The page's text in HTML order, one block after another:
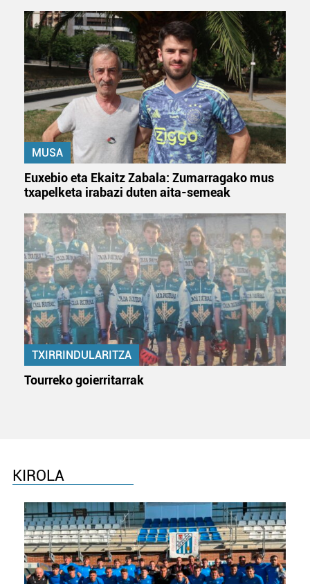
buruzko informazio gehiago eta ezarri zure lehentasunak
datuen atalean. Edozein unetan alda edo ken dezakezu
zure baimena Cookieen adierazpenean.
Webgune honek cookie propioak eta hirugarrenen cookie-
fitxategiak erabiltzen ditu. Zure esperientzia eta
zerbitzuak hobetzeko asmoz, cookie teknologiaz
baliatzen gara. Ohar hau onartuz gero, teknologia hori
erabiltzeko baimen esplizitua ematen diguzu. Gehiago
irakurri
MUSA
Euxebio eta Ekaitz Zabala: Zumarragako mus
txapelketa irabazi duten aita-semeak
TXIRRINDULARITZA
Tourreko goierritarrak
KIROLA